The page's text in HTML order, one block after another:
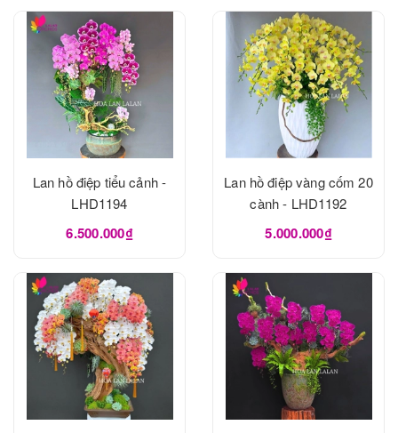
Lan hồ điệp tiểu cảnh -
LHD1194
6.500.000₫
Lan hồ điệp vàng cốm 20
cành - LHD1192
5.000.000₫